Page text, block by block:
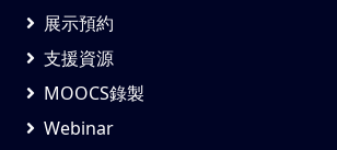
展示預約
支援資源
MOOCS錄製
Webinar